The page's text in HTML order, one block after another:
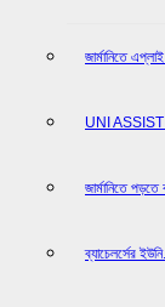
জার্মানিতে
UNI ASSIST
জার্মানিতে
ব্যাচেলর্সের